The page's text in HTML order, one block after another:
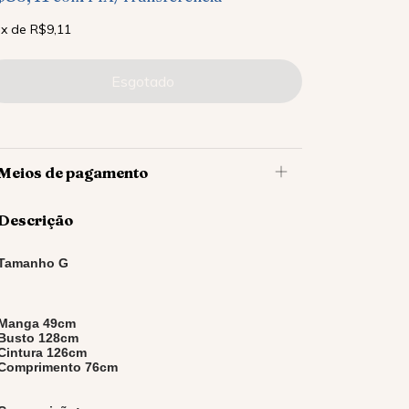
x de R$9,11
de pagamento
G
49cm
128cm
126cm
76cm